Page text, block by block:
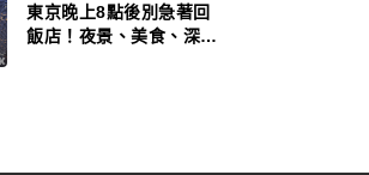
東京晚上8點後別急著回
飯店！夜景、美食、深夜